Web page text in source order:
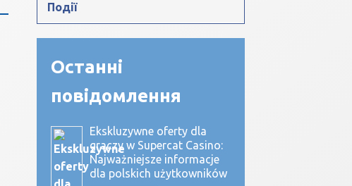
Події
Останні
повідомлення
Ekskluzywne oferty dla
graczy w Supercat Casino:
Najważniejsze informacje
dla polskich użytkowników